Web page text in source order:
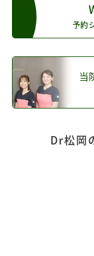
予約
当
Dr松岡